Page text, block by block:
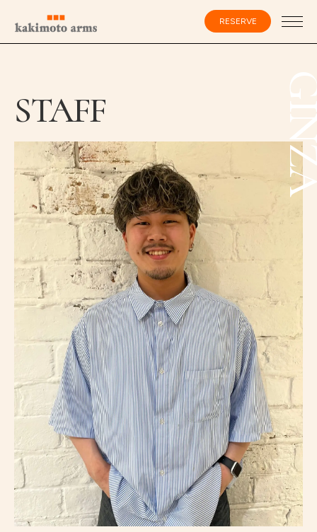
RESERVE
HOME
SPECIALIST
CATALOG
SALON
PRICE
INFORMATION
ABOUT
RECRUIT
STAFF